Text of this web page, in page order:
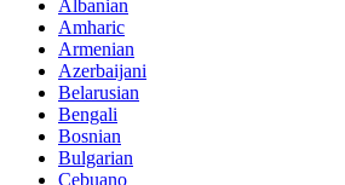
Albanian
Amharic
Armenian
Azerbaijani
Belarusian
Bengali
Bosnian
Bulgarian
Cebuano